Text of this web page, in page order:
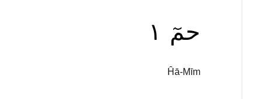
حمٓ ١
Ĥā-Mīm